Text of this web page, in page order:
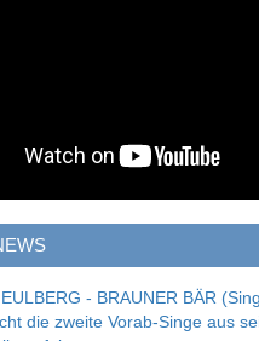
- BRAUNER BÄR
die zweite Vorab-Singe aus